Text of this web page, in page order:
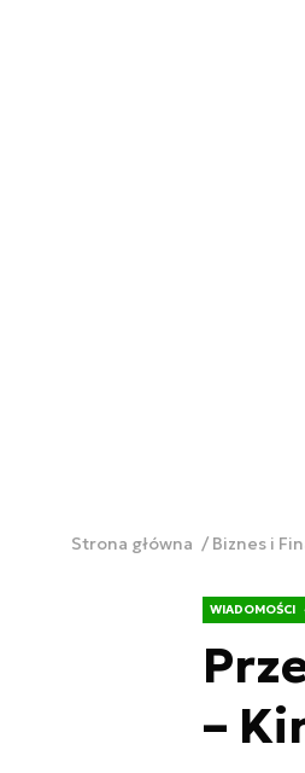
Strona główna Biznes i
WIADOMOŚCI
–